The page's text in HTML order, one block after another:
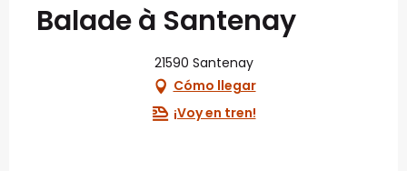
Balade à Santenay
21590 Santenay
Cómo llegar
¡Voy en tren!